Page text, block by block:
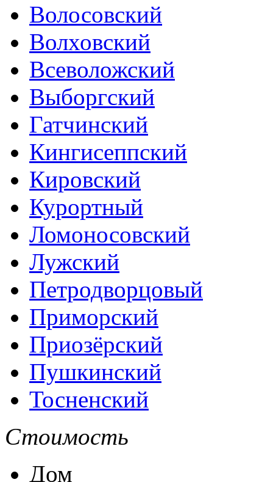
Волосовский
Волховский
Всеволожский
Выборгский
Гатчинский
Кингисеппский
Кировский
Курортный
Ломоносовский
Лужский
Петродворцовый
Приморский
Приозёрский
Пушкинский
Тосненский
Стоимость
Дом